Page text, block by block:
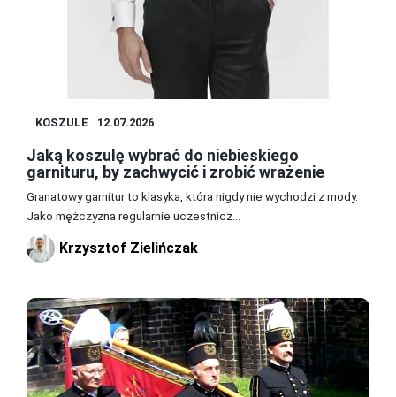
KOSZULE 12.07.2026
Jaką koszulę wybrać do niebieskiego
garnituru, by zachwycić i zrobić wrażenie
Granatowy garnitur to klasyka, która nigdy nie wychodzi z mody.
Jako mężczyzna regularnie uczestnicz...
Krzysztof Zielińczak